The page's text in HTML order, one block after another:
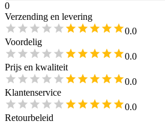
0
Verzending en levering
0.0
Voordelig
0.0
Prijs en kwaliteit
0.0
Klantenservice
0.0
Retourbeleid